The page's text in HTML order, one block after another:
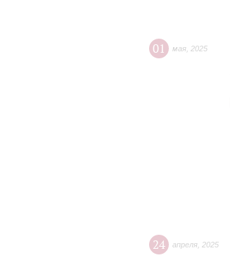
01 мая 2025
24 апреля 2025